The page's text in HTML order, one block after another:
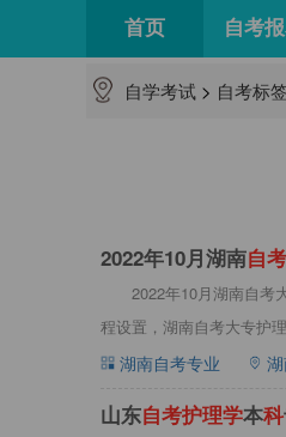
首页 自考
自学考试 > 自考标
2022年10月湖南自考
2022年10月湖南自考
程设置，湖南自考大专护
湖南自考专业
山东自考护理学本科